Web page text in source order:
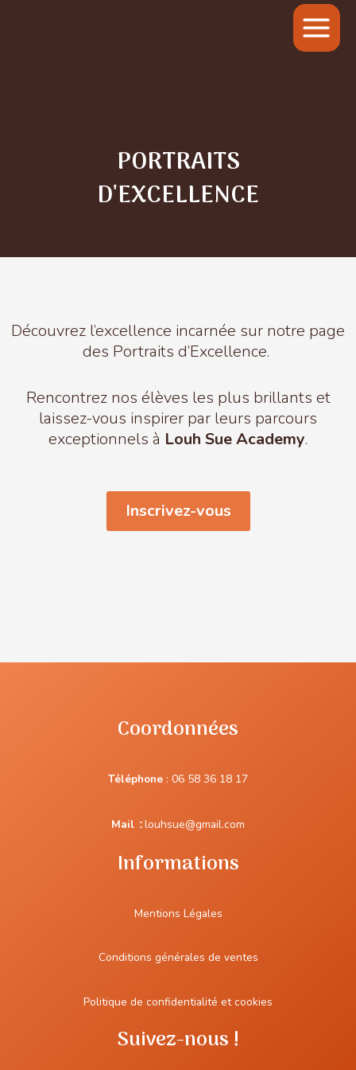
PORTRAITS
D'EXCELLENCE
Découvrez l’excellence incarnée sur notre page
des Portraits d’Excellence.
Rencontrez nos élèves les plus brillants et
laissez-vous inspirer par leurs parcours
exceptionnels à Louh Sue Academy.
Inscrivez-vous
Coordonnées
Téléphone : 06 58 36 18 17
Mail :louhsue@gmail.com
Informations
Mentions Légales
Conditions générales de ventes
Politique de confidentialité et cookies
Suivez-nous !